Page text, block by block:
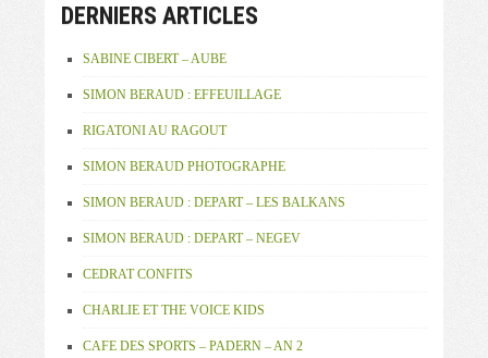
DERNIERS ARTICLES
SABINE CIBERT – AUBE
SIMON BERAUD : EFFEUILLAGE
RIGATONI AU RAGOUT
SIMON BERAUD PHOTOGRAPHE
SIMON BERAUD : DEPART – LES BALKANS
SIMON BERAUD : DEPART – NEGEV
CEDRAT CONFITS
CHARLIE ET THE VOICE KIDS
CAFE DES SPORTS – PADERN – AN 2